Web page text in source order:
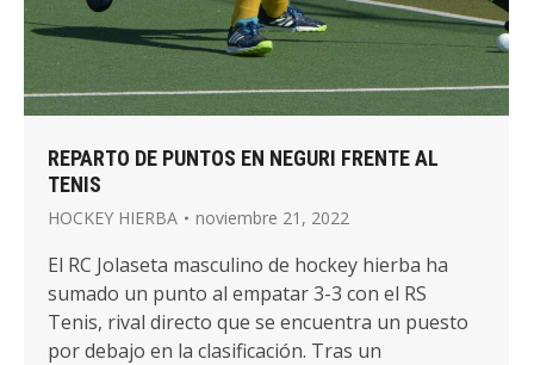
REPARTO DE PUNTOS EN NEGURI FRENTE AL
TENIS
HOCKEY HIERBA noviembre 21, 2022
El RC Jolaseta masculino de hockey hierba ha
sumado un punto al empatar 3-3 con el RS
Tenis, rival directo que se encuentra un puesto
por debajo en la clasificación. Tras un